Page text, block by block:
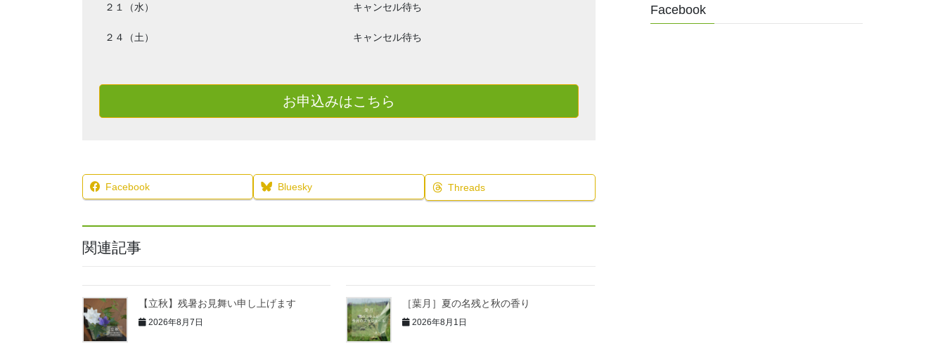
２１（水） キャンセル待ち
２４（土） キャンセル待ち
お申込みはこちら
Facebook Bluesky Threads
関連記事
【立秋】残暑お見舞い申し上げます
2026年8月7日
［葉月］夏の名残と秋の香り
2026年8月1日
イ
ブ
Facebook